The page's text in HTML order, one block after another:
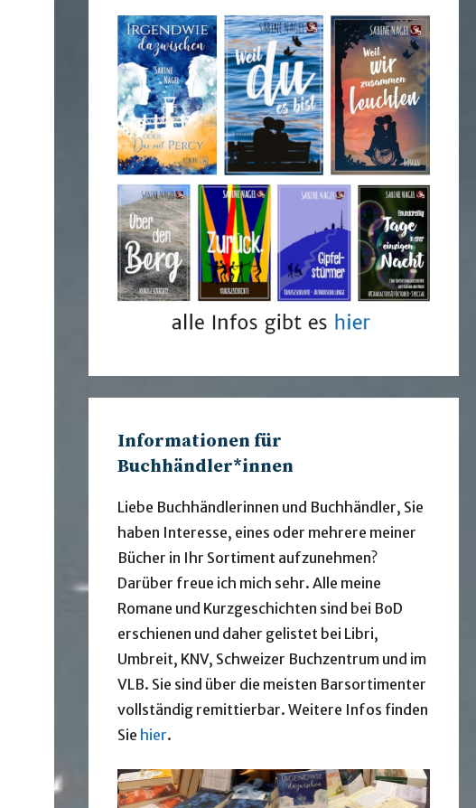
Informationen für
Buchhändler*innen
Liebe Buchhändlerinnen und Buchhändler, Sie
haben Interesse, eines oder mehrere meiner
Bücher in Ihr Sortiment aufzunehmen?
Darüber freue ich mich sehr. Alle meine
Romane und Kurzgeschichten sind bei BoD
erschienen und daher gelistet bei Libri,
Umbreit, KNV, Schweizer Buchzentrum und im
VLB. Sie sind über die meisten Barsortimenter
vollständig remittierbar. Weitere Infos finden
Sie hier.